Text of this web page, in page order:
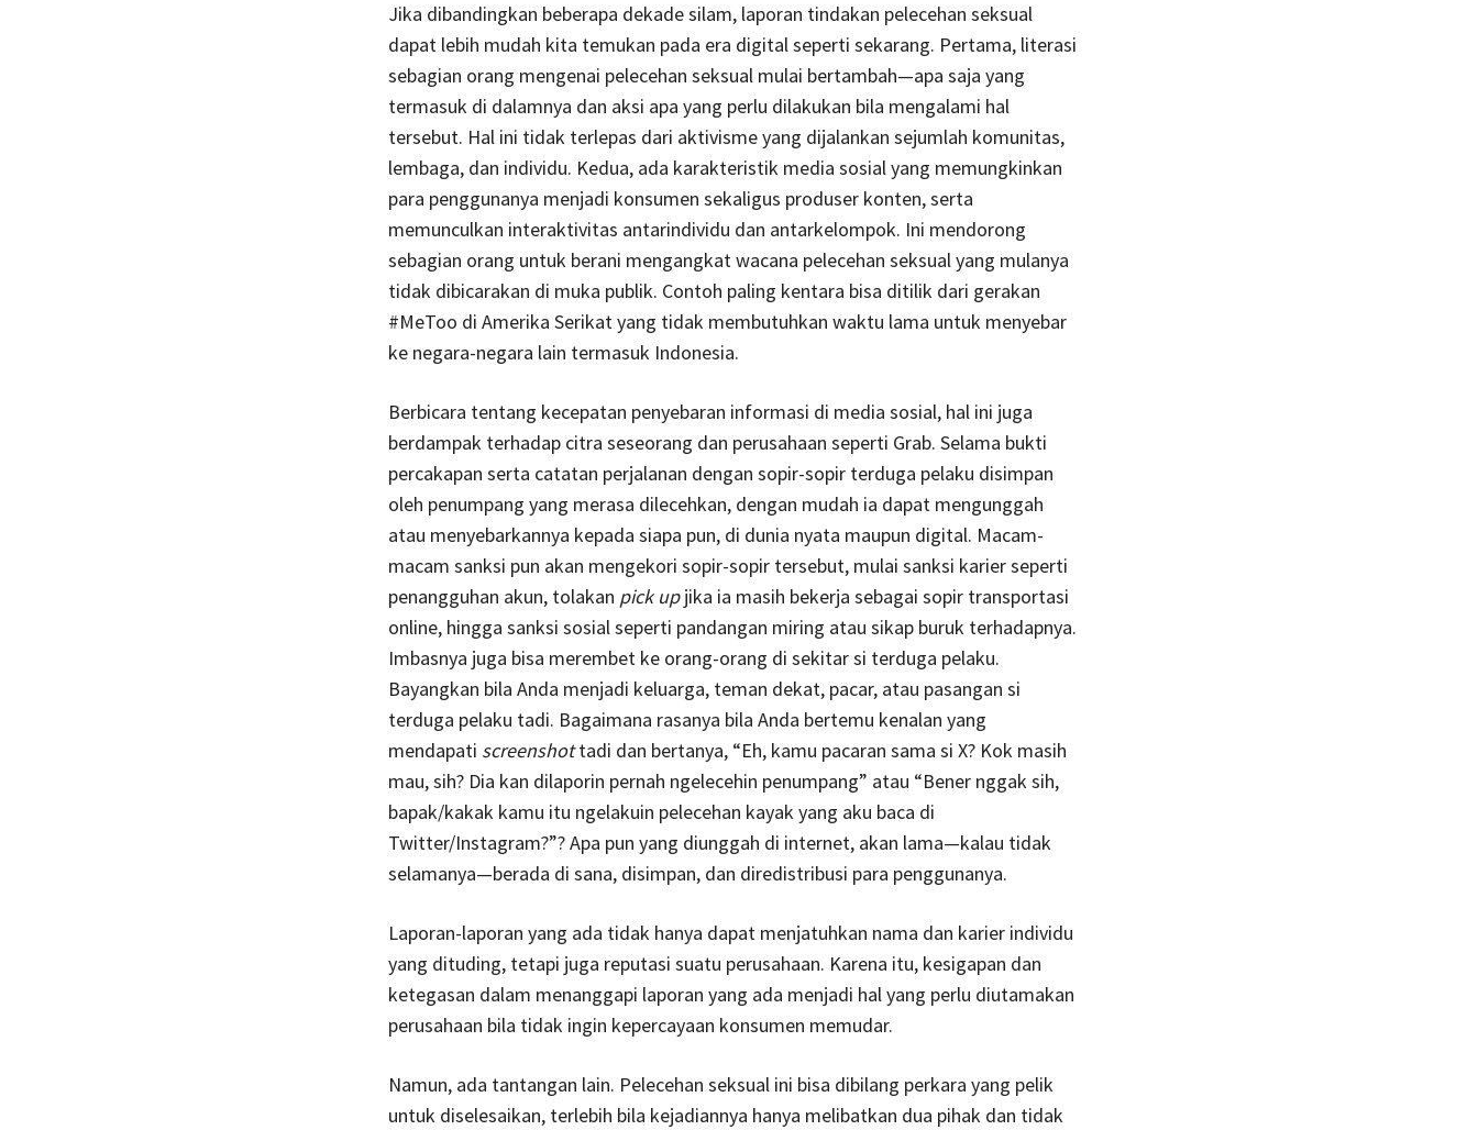
Jika dibandingkan beberapa dekade silam, laporan tindakan pelecehan seksual
dapat lebih mudah kita temukan pada era digital seperti sekarang. Pertama, literasi
sebagian orang mengenai pelecehan seksual mulai bertambah—apa saja yang
termasuk di dalamnya dan aksi apa yang perlu dilakukan bila mengalami hal
tersebut. Hal ini tidak terlepas dari aktivisme yang dijalankan sejumlah komunitas,
lembaga, dan individu. Kedua, ada karakteristik media sosial yang memungkinkan
para penggunanya menjadi konsumen sekaligus produser konten, serta
memunculkan interaktivitas antarindividu dan antarkelompok. Ini mendorong
sebagian orang untuk berani mengangkat wacana pelecehan seksual yang mulanya
tidak dibicarakan di muka publik. Contoh paling kentara bisa ditilik dari gerakan
#MeToo di Amerika Serikat yang tidak membutuhkan waktu lama untuk menyebar
ke negara-negara lain termasuk Indonesia.
Berbicara tentang kecepatan penyebaran informasi di media sosial, hal ini juga
berdampak terhadap citra seseorang dan perusahaan seperti Grab. Selama bukti
percakapan serta catatan perjalanan dengan sopir-sopir terduga pelaku disimpan
oleh penumpang yang merasa dilecehkan, dengan mudah ia dapat mengunggah
atau menyebarkannya kepada siapa pun, di dunia nyata maupun digital. Macam-
macam sanksi pun akan mengekori sopir-sopir tersebut, mulai sanksi karier seperti
penangguhan akun, tolakan pick upjika ia masih bekerja sebagai sopir transportasi
online, hingga sanksi sosial seperti pandangan miring atau sikap buruk terhadapnya.
Imbasnya juga bisa merembet ke orang-orang di sekitar si terduga pelaku.
Bayangkan bila Anda menjadi keluarga, teman dekat, pacar, atau pasangan si
terduga pelaku tadi. Bagaimana rasanya bila Anda bertemu kenalan yang
mendapati screenshottadi dan bertanya, “Eh, kamu pacaran sama si X? Kok masih
mau, sih? Dia kan dilaporin pernah ngelecehin penumpang” atau “Bener nggak sih,
bapak/kakak kamu itu ngelakuin pelecehan kayak yang aku baca di
Twitter/Instagram?”? Apa pun yang diunggah di internet, akan lama—kalau tidak
selamanya—berada di sana, disimpan, dan diredistribusi para penggunanya.
Laporan-laporan yang ada tidak hanya dapat menjatuhkan nama dan karier individu
yang dituding, tetapi juga reputasi suatu perusahaan. Karena itu, kesigapan dan
ketegasan dalam menanggapi laporan yang ada menjadi hal yang perlu diutamakan
perusahaan bila tidak ingin kepercayaan konsumen memudar.
Namun, ada tantangan lain. Pelecehan seksual ini bisa dibilang perkara yang pelik
untuk diselesaikan, terlebih bila kejadiannya hanya melibatkan dua pihak dan tidak